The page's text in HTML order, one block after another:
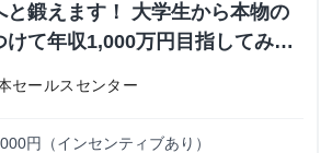
と鍛えます！ 大学生から本物の
けて年収1,000万円目指してみま
結内定あり #学歴不問 #未経験
株式会社日本セールスセンター
ンターンシップ
セールスセンター
円（インセンティブあり）